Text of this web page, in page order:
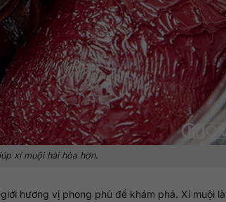
xí muội hài hòa hơn.
hương vị phong phú để khám phá. Xí muội